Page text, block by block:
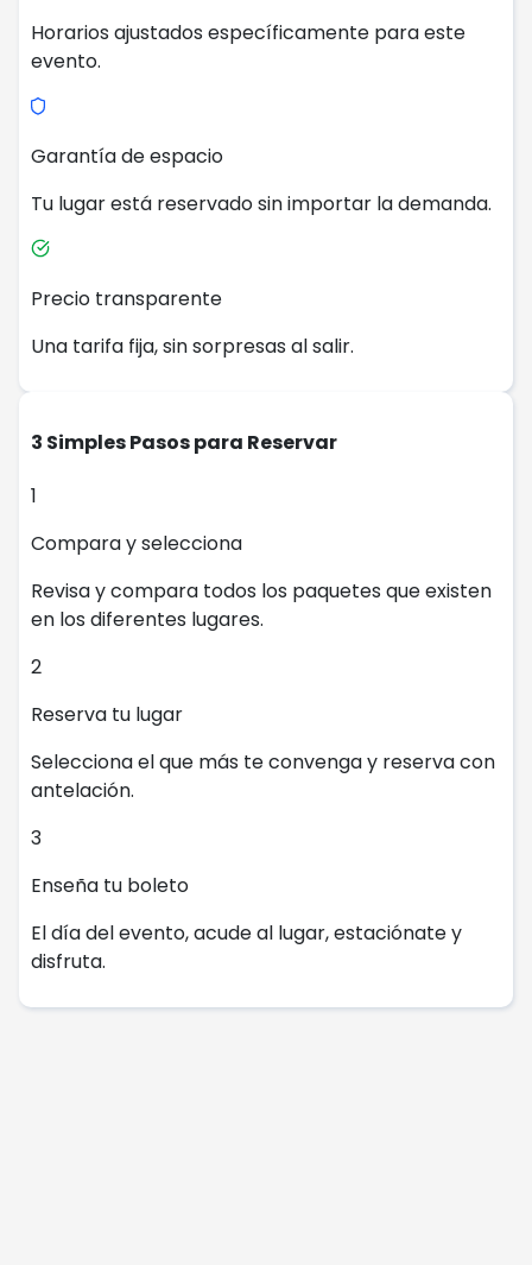
Horarios ajustados específicamente para este
evento.
Garantía de espacio
Tu lugar está reservado sin importar la demanda.
Precio transparente
Una tarifa fija, sin sorpresas al salir.
3 Simples Pasos para Reservar
1
Compara y selecciona
Revisa y compara todos los paquetes que existen
en los diferentes lugares.
2
Reserva tu lugar
Selecciona el que más te convenga y reserva con
antelación.
3
Enseña tu boleto
El día del evento, acude al lugar, estaciónate y
disfruta.